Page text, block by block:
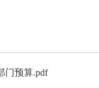
门预算.pdf